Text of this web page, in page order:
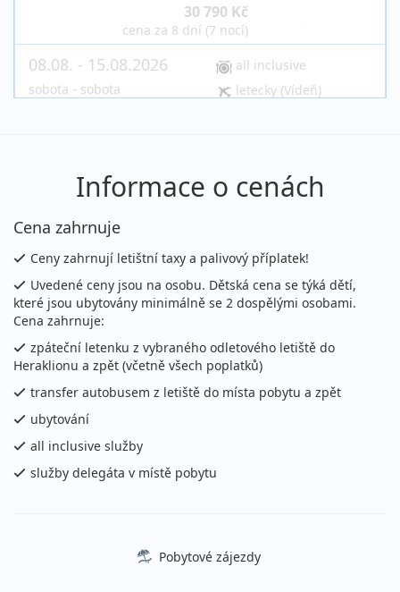
30 790 Kč
cena za 8 dní (7 nocí)
08.08. - 15.08.2026
sobota - sobota
all inclusive
letecky (Vídeň)
08.08. - 18.08.2026
sobota - úterý
all inclusive
letecky (Praha)
08.08. - 19.08.2026
sobota - středa
all inclusive
letecky (Praha)
cena za 12 dní (11 nocí) vyprodáno
08.08. - 19.08.2026
all inclusive
cena za 12 dní (11 nocí)
cena za 12 dní (11 nocí)
Informace o cenách
Cena zahrnuje
Ceny zahrnují letištní taxy a palivový příplatek!
Uvedené ceny jsou na osobu. Dětská cena se týká dětí,
které jsou ubytovány minimálně se 2 dospělými osobami.
Cena zahrnuje:
zpáteční letenku z vybraného odletového letiště do
Heraklionu a zpět (včetně všech poplatků)
transfer autobusem z letiště do místa pobytu a zpět
ubytování
all inclusive služby
služby delegáta v místě pobytu
Pobytové zájezdy